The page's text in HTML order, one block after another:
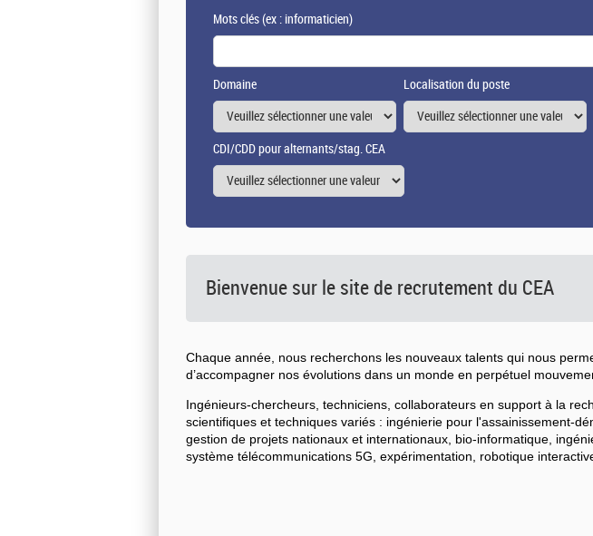
Mots clés(ex : informaticien)
Domaine Localisation du poste
CDI/CDD pour alternants/stag. CEA
Bienvenue sur le site de recrutement du CEA
Chaque année, nous recherchons les nouveaux talents qui nous
d’accompagner nos évolutions dans un monde en perpétuel
Ingénieurs-chercheurs, techniciens, collaborateurs en support à la
scientifiques et techniques variés : ingénierie pour l'assainissement-
gestion de projets nationaux et internationaux, bio-informatique,
système télécommunications 5G, expérimentation, robotique